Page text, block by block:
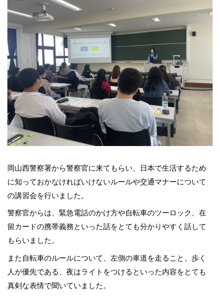
岡山西警察署から警察官に来てもらい、日本で生活するため
に知っておかなければいけないルールや交通マナーについて
の講習会を行いました。
警察官からは、緊急電話のかけ方や自転車のツーロック、在
留カードの携帯義務といった話をとても分かりやすく話して
もらいました。
また自転車のルールについて、左側の車道を走ること、歩く
人が優先である、夜はライトをつけるといった内容をとても
真剣な表情で聞いていました。